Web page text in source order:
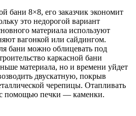
бани 8×8, его заказчик экономит
это недорогой вариант
материала используют
вагонкой или сайдингом.
бани можно облицевать под
каркасной бани
материала, но и времени уйдет
двускатную, покрыв
черепицы. Отапливать
помощью печки — каменки.